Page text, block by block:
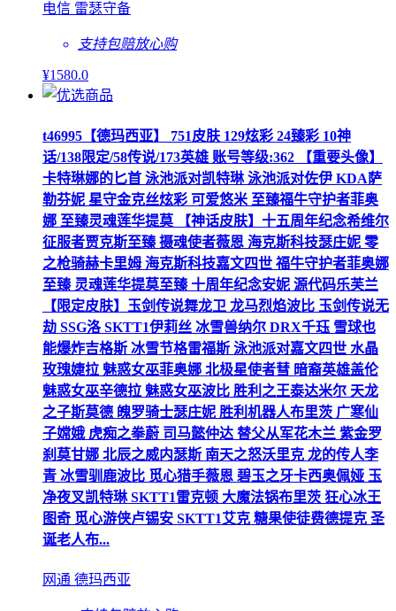
电信 雷瑟守备
支持包赔放心购
¥1580.0
t46995【德玛西亚】 751皮肤 129炫彩 24臻彩 10神
话/138限定/58传说/173英雄 账号等级:362 【重要头像】
卡特琳娜的匕首 泳池派对凯特琳 泳池派对佐伊 KDA萨
勒芬妮 星守金克丝炫彩 可爱悠米 至臻福牛守护者菲奥
娜 至臻灵魂莲华提莫 【神话皮肤】十五周年纪念希维尔
征服者贾克斯至臻 摄魂使者薇恩 海克斯科技瑟庄妮 零
之枪骑赫卡里姆 海克斯科技嘉文四世 福牛守护者菲奥娜
至臻 灵魂莲华提莫至臻 十周年纪念安妮 源代码乐芙兰
【限定皮肤】玉剑传说舞龙卫 龙马烈焰波比 玉剑传说无
劫 SSG洛 SKTT1伊莉丝 冰雪兽纳尔 DRX千珏 雪球也
能爆炸吉格斯 冰雪节格雷福斯 泳池派对嘉文四世 水晶
玫瑰婕拉 魅惑女巫菲奥娜 北极星使者彗 暗裔英雄盖伦
魅惑女巫辛德拉 魅惑女巫波比 胜利之王泰达米尔 天龙
之子斯莫德 魄罗骑士瑟庄妮 胜利机器人布里茨 广寒仙
子嫦娥 虎痴之拳蔚 司马懿仲达 替父从军花木兰 紫金罗
刹莫甘娜 北辰之威内瑟斯 南天之怒沃里克 龙的传人李
青 冰雪驯鹿波比 觅心猎手薇恩 碧玉之牙卡西奥佩娅 玉
净夜叉凯特琳 SKTT1雷克顿 大魔法锅布里茨 狂心冰王
图奇 觅心游侠卢锡安 SKTT1艾克 糖果使徒费德提克 圣
诞老人布...
网通 德玛西亚